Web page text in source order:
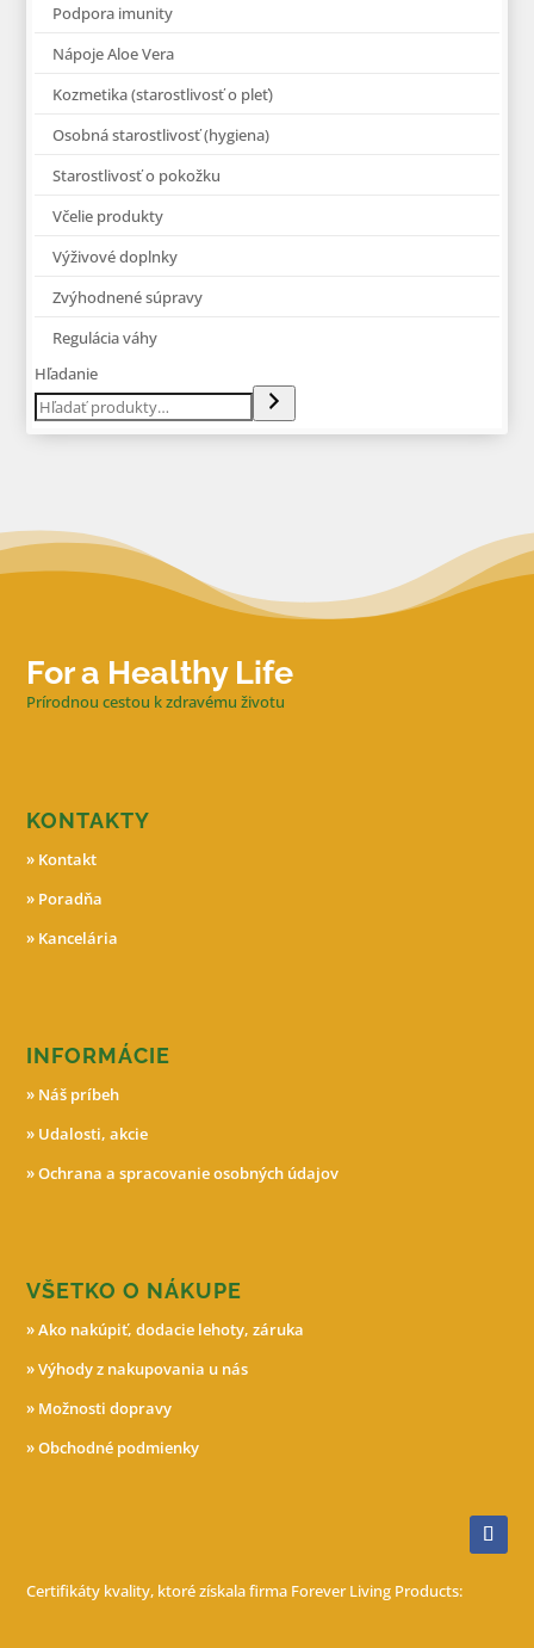
Podpora imunity
Nápoje Aloe Vera
Kozmetika (starostlivosť o pleť)
Osobná starostlivosť (hygiena)
Starostlivosť o pokožku
Včelie produkty
Výživové doplnky
Zvýhodnené súpravy
Regulácia váhy
Hľadanie
For a Healthy Life
Prírodnou cestou k zdravému životu
KONTAKTY
» Kontakt
» Poradňa
» Kancelária
INFORMÁCIE
» Náš príbeh
» Udalosti, akcie
»Ochrana a spracovanie osobných údajov
VŠETKO O NÁKUPE
»Ako nakúpiť, dodacie lehoty, záruka
»Výhody z nakupovania u nás
» Možnosti dopravy
»Obchodné podmienky
Certifikáty kvality, ktoré získala firma Forever Living Products: